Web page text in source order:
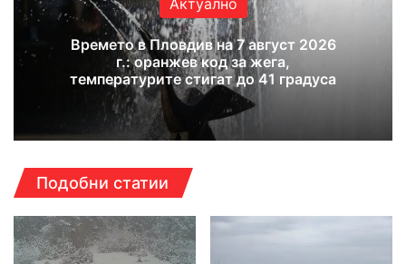
Актуално
Времето в Пловдив на 7 август 2026
г.: оранжев код за жега,
температурите стигат до 41 градуса
Подобни статии